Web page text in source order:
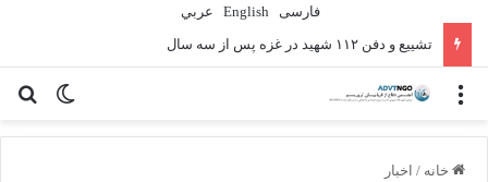
فارسی English
عربي
تشییع و دفن ۱۱۲ شهید در غزه پس از سه سال
تغییر منو
خانه / اخبار